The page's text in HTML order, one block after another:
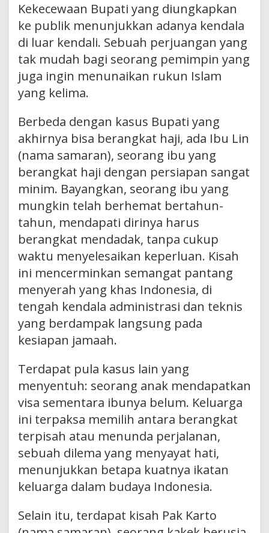
Kekecewaan Bupati yang diungkapkan
ke publik menunjukkan adanya kendala
di luar kendali. Sebuah perjuangan yang
tak mudah bagi seorang pemimpin yang
juga ingin menunaikan rukun Islam
yang kelima.
Berbeda dengan kasus Bupati yang
akhirnya bisa berangkat haji, ada Ibu Lin
(nama samaran), seorang ibu yang
berangkat haji dengan persiapan sangat
minim. Bayangkan, seorang ibu yang
mungkin telah berhemat bertahun-
tahun, mendapati dirinya harus
berangkat mendadak, tanpa cukup
waktu menyelesaikan keperluan. Kisah
ini mencerminkan semangat pantang
menyerah yang khas Indonesia, di
tengah kendala administrasi dan teknis
yang berdampak langsung pada
kesiapan jamaah.
Terdapat pula kasus lain yang
menyentuh: seorang anak mendapatkan
visa sementara ibunya belum. Keluarga
ini terpaksa memilih antara berangkat
terpisah atau menunda perjalanan,
sebuah dilema yang menyayat hati,
menunjukkan betapa kuatnya ikatan
keluarga dalam budaya Indonesia.
Selain itu, terdapat kisah Pak Karto